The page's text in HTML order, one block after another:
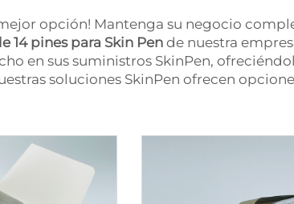
opción! Mantenga su negocio
14 pines para Skin Pen de nuestra
en sus suministros SkinPen,
soluciones SkinPen ofrecen